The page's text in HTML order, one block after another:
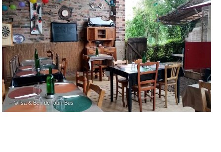
– © Isa & Ben de l’abri-Bus